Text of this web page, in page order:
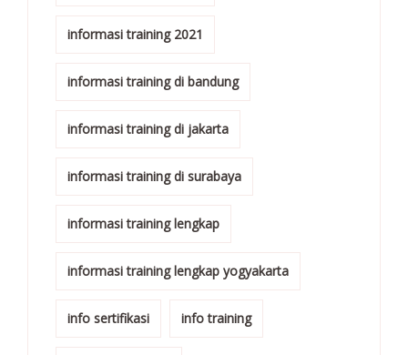
informasi training 2021
informasi training di bandung
informasi training di jakarta
informasi training di surabaya
informasi training lengkap
informasi training lengkap yogyakarta
info sertifikasi info training